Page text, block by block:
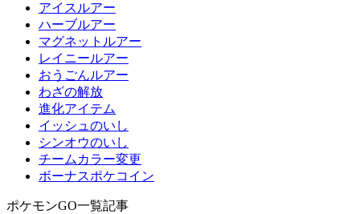
アイスルアー
ハーブルアー
マグネットルアー
レイニールアー
おうごんルアー
わざの解放
進化アイテム
イッシュのいし
シンオウのいし
チームカラー変更
ボーナスポケコイン
ポケモンGO一覧記事